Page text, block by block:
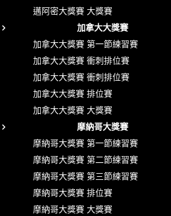
邁阿密大獎賽 大獎賽
加拿大大獎賽
加拿大大獎賽 第一節練習賽
加拿大大獎賽 衝刺排位賽
加拿大大獎賽 衝刺排位賽
加拿大大獎賽 排位賽
加拿大大獎賽 大獎賽
摩納哥大獎賽
摩納哥大獎賽 第一節練習賽
摩納哥大獎賽 第二節練習賽
摩納哥大獎賽 第三節練習賽
摩納哥大獎賽 排位賽
摩納哥大獎賽 大獎賽